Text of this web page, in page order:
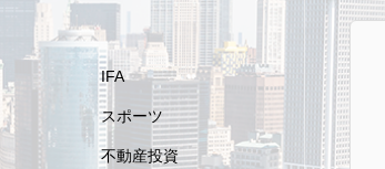
IFA
スポーツ
不動産投資